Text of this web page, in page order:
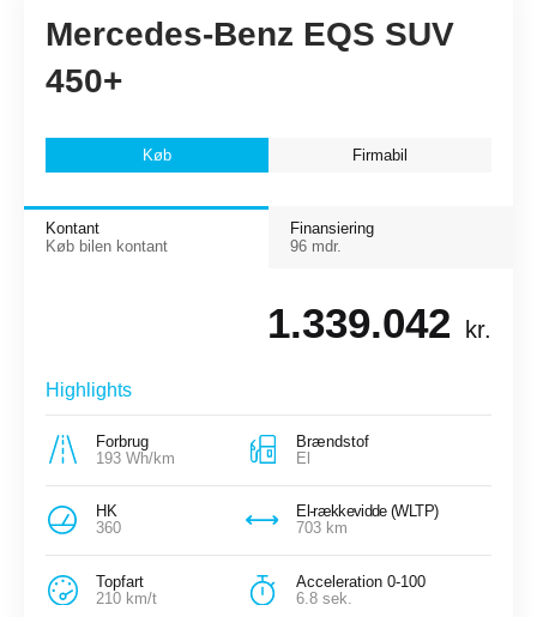
Mercedes-Benz EQS SUV
450+
Køb Firmabil
Kontant
Køb bilen kontant
Finansiering
96 mdr.
1.339.042 kr.
Highlights
Forbrug
193 Wh/km
Brændstof
El
HK
360
El-rækkevidde (WLTP)
703 km
Topfart
210 km/t
Acceleration 0-100
6.8 sek.